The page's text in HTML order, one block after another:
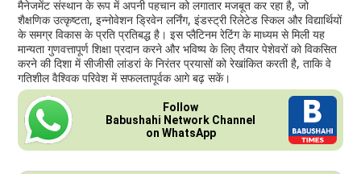
मैनेजमेंट संस्थान के रूप में अपनी पहचान को लगातार मजबूत कर रहा है, जो
शैक्षणिक उत्कृष्टता, इन्नोवेशन ड्रिवेन लर्निंग, इंडस्ट्री रिलेटेड स्किल और विद्यार्थियों
के समग्र विकास के प्रति प्रतिबद्ध है। इस प्लैटिनम रेटिंग के माध्यम से मिली यह
मान्यता गुणवत्तापूर्ण शिक्षा प्रदान करने और भविष्य के लिए तैयार पेशेवरों को विकसित
करने की दिशा में सीजीसी लांडरां के निरंतर प्रयासों को रेखांकित करती है, ताकि वे
गतिशील वैश्विक परिवेश में सफलतापूर्वक आगे बढ़ सकें।
Follow
Babushahi Network Channel
on WhatsApp